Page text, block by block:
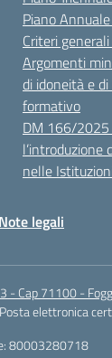
Piano
Criteri
Argomenti
di idoneità e
formativo
DM 166/2025
l’introduzione
nelle
Note legali
- Cap 71100 -
Posta elettronica
80003280718